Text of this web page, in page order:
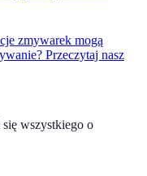
zmywarek mogą
Przeczytaj nasz
wszystkiego o